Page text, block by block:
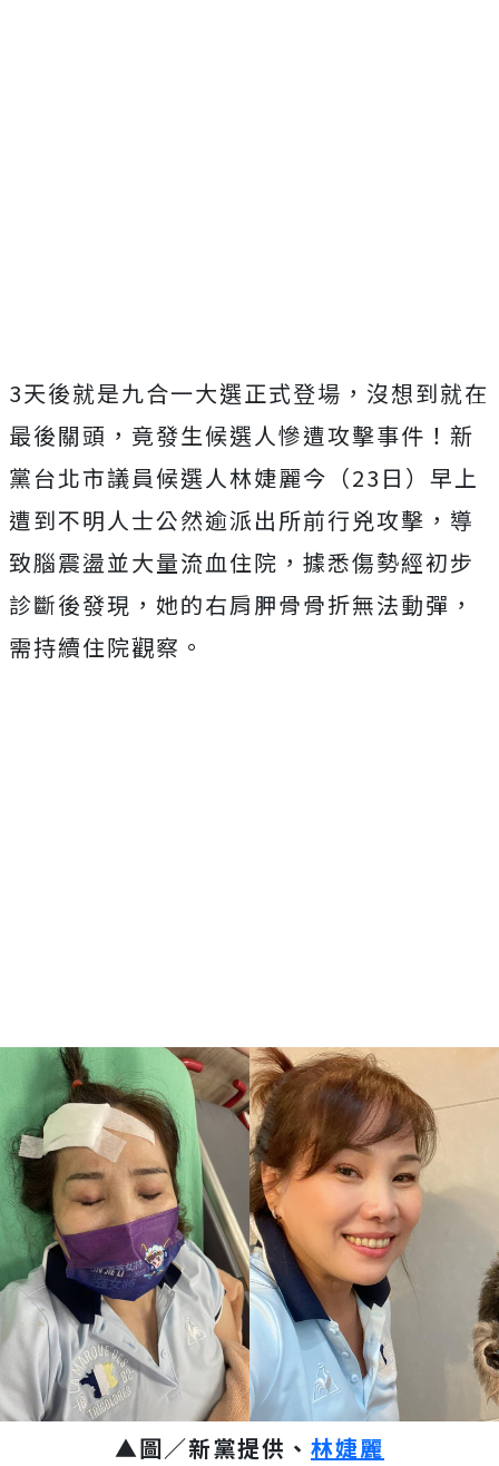
3天後就是九合一大選正式登場，沒想到就在
最後關頭，竟發生候選人慘遭攻擊事件！新
黨台北市議員候選人林婕麗今（23日）早上
遭到不明人士公然逾派出所前行兇攻擊，導
致腦震盪並大量流血住院，據悉傷勢經初步
診斷後發現，她的右肩胛骨骨折無法動彈，
需持續住院觀察。
▲圖／新黨提供、 林婕麗